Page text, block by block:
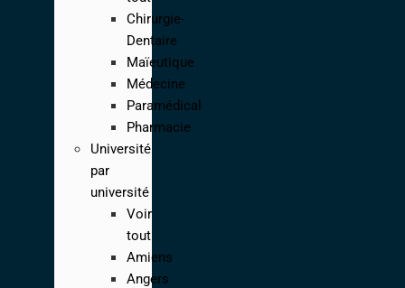
Chirurgie-
Dentaire
Maïeutique
Médecine
Paramédical
Pharmacie
Université
par
université
Voir
tout
Amiens
Angers